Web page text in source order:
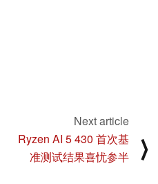
Next article
Ryzen AI 5 430 首次基
准测试结果喜忧参半
⟩